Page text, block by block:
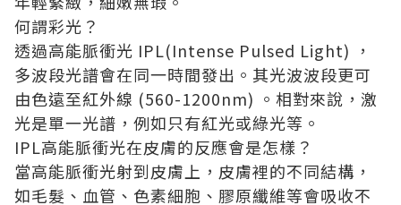
何謂彩光？
透過高能脈衝光 IPL(Intense Pulsed Light) ，
多波段光譜會在同一時間發出。其光波波段更可
由色遠至紅外線 (560-1200nm) 。相對來說，激
光是單一光譜，例如只有紅光或綠光等。
IPL高能脈衝光在皮膚的反應會是怎樣？
當高能脈衝光射到皮膚上，皮膚裡的不同結構，
如毛髮、血管、色素細胞、膠原纖維等會吸收不